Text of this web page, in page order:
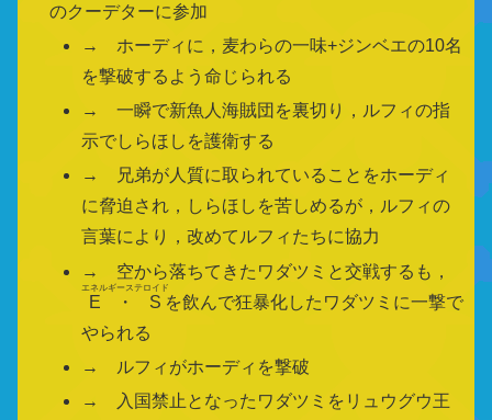
のクーデターに参加
→ ホーディに，麦わらの一味+ジンベエの10名
を撃破するよう命じられる
→ 一瞬で新魚人海賊団を裏切り，ルフィの指
示でしらほしを護衛する
→ 兄弟が人質に取られていることをホーディ
に脅迫され，しらほしを苦しめるが，ルフィの
言葉により，改めてルフィたちに協力
→ 空から落ちてきたワダツミと交戦するも，
E・S
エネルギーステロイド
を飲んで狂暴化したワダツミに一撃で
やられる
→ ルフィがホーディを撃破
→ 入国禁止となったワダツミをリュウグウ王